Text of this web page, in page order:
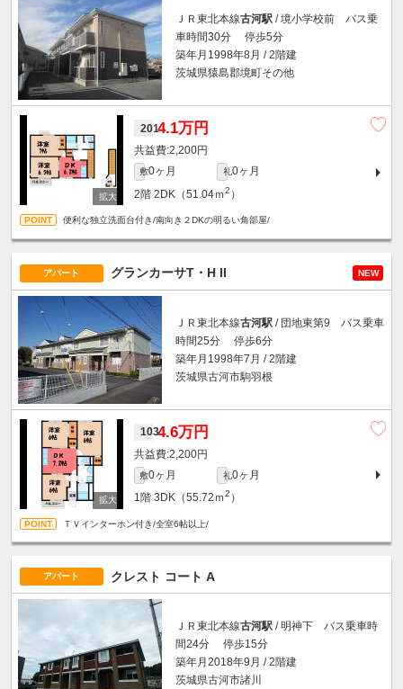
ＪＲ東北本線古河駅 / 境小学校前 バス乗
車時間30分 停歩5分
築年月1998年8月 / 2階建
茨城県猿島郡境町その他
2014.1万円
2,200円
敷0ヶ月 礼0ヶ月
2階 2DK（51.04ｍ2 ）
便利な独立洗面台付き/南向き２DKの明るい角部屋/
アパート グランカーサT・H II NEW
ＪＲ東北本線古河駅 / 団地東第9 バス乗車
時間25分 停歩6分
築年月1998年7月 / 2階建
茨城県古河市駒羽根
1034.6万円
2,200円
敷0ヶ月 礼0ヶ月
1階 3DK（55.72ｍ2 ）
ＴＶインターホン付き/全室6帖以上/
アパート クレスト コート A
ＪＲ東北本線古河駅 / 明神下 バス乗車時
間24分 停歩15分
築年月2018年9月 / 2階建
茨城県古河市諸川